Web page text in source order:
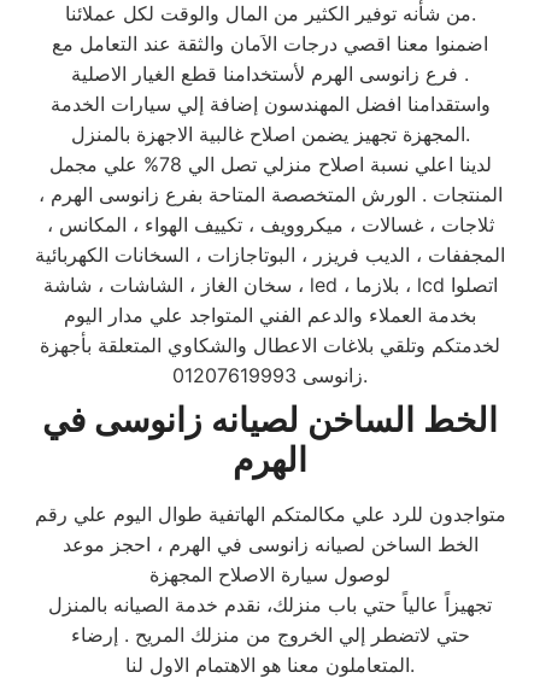
من شأنه توفير الكثير من المال والوقت لكل عملائنا.
اضمنوا معنا اقصي درجات الاَمان والثقة عند التعامل مع
فرع زانوسى الهرم لأستخدامنا قطع الغيار الاصلية .
واستقدامنا افضل المهندسون إضافة إلي سيارات الخدمة
المجهزة تجهيز يضمن اصلاح غالبية الاجهزة بالمنزل.
لدينا اعلي نسبة اصلاح منزلي تصل الي 78% علي مجمل
المنتجات . الورش المتخصصة المتاحة بفرع زانوسى الهرم ،
ثلاجات ، غسالات ، ميكروويف ، تكييف الهواء ، المكانس ،
المجففات ، الديب فريزر ، البوتاجازات ، السخانات الكهربائية
، سخان الغاز ، الشاشات ، شاشة led ، بلازما ، lcd اتصلوا
بخدمة العملاء والدعم الفني المتواجد علي مدار اليوم
لخدمتكم وتلقي بلاغات الاعطال والشكاوي المتعلقة بأجهزة
زانوسى 01207619993.
الخط الساخن لصيانه زانوسى في
الهرم
متواجدون للرد علي مكالمتكم الهاتفية طوال اليوم علي رقم
الخط الساخن لصيانه زانوسى في الهرم ، احجز موعد
لوصول سيارة الاصلاح المجهزة
تجهيزاً عالياً حتي باب منزلك، نقدم خدمة الصيانه بالمنزل
حتي لاتضطر إلي الخروج من منزلك المريح . إرضاء
المتعاملون معنا هو الاهتمام الاول لنا.